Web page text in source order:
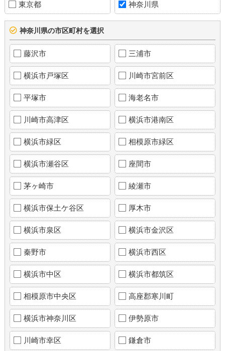
東京都 神奈川県
神奈川県の市区町村を選択
藤沢市 三浦市
横浜市戸塚区 川崎市宮前区
平塚市 海老名市
川崎市高津区 横浜市港南区
横浜市緑区 相模原市緑区
横浜市瀬谷区 座間市
茅ヶ崎市 綾瀬市
横浜市保土ケ谷区 厚木市
横浜市泉区 横浜市金沢区
秦野市 横浜市西区
横浜市中区 横浜市都筑区
相模原市中央区 高座郡寒川町
横浜市神奈川区 伊勢原市
川崎市幸区 鎌倉市